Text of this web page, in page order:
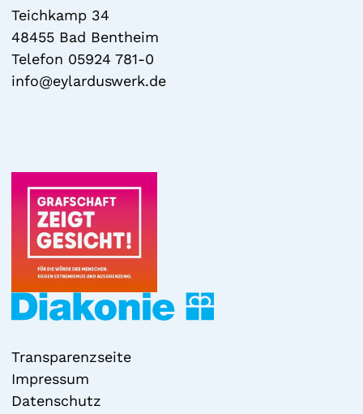
Teichkamp 34
48455 Bad Bentheim
Telefon 05924 781-0
info@eylarduswerk.de
Transparenzseite
Impressum
Datenschutz